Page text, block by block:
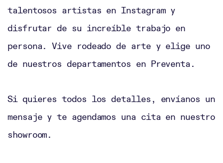
talentosos artistas en Instagram y
disfrutar de su increíble trabajo en
persona. Vive rodeado de arte y elige uno
de nuestros departamentos en Preventa.
Si quieres todos los detalles, envíanos un
mensaje y te agendamos una cita en nuestro
showroom.